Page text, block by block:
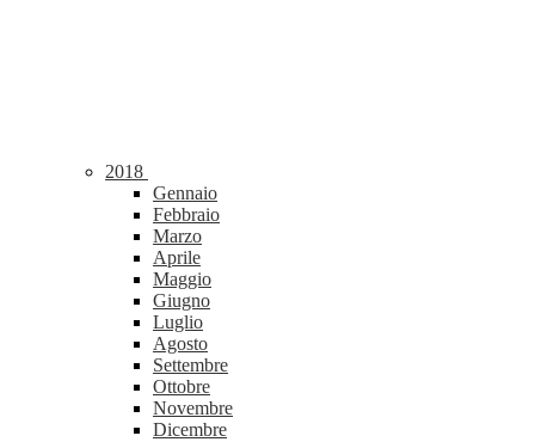
2018
Gennaio
Febbraio
Marzo
Aprile
Maggio
Giugno
Luglio
Agosto
Settembre
Ottobre
Novembre
Dicembre